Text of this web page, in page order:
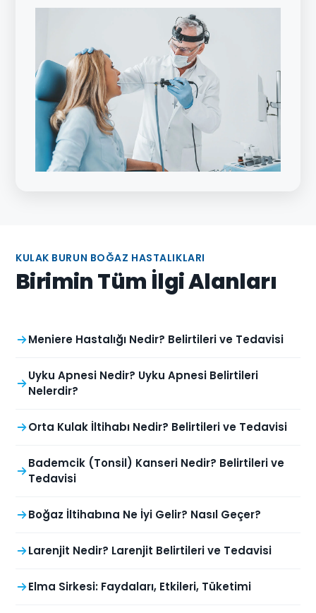
patolojinin tanısı konuyor, ardından aynı seansta
veya bir sonraki seansta tedavi için endoskopik
işlem uygulanıyor.
KULAK BURUN BOĞAZ HASTALIKLARI
Birimin Tüm İlgi Alanları
Meniere Hastalığı Nedir? Belirtileri ve Tedavisi
Uyku Apnesi Nedir? Uyku Apnesi Belirtileri
Nelerdir?
Orta Kulak İltihabı Nedir? Belirtileri ve Tedavisi
Bademcik (Tonsil) Kanseri Nedir? Belirtileri ve
Tedavisi
Boğaz İltihabına Ne İyi Gelir? Nasıl Geçer?
Larenjit Nedir? Larenjit Belirtileri ve Tedavisi
Elma Sirkesi: Faydaları, Etkileri, Tüketimi